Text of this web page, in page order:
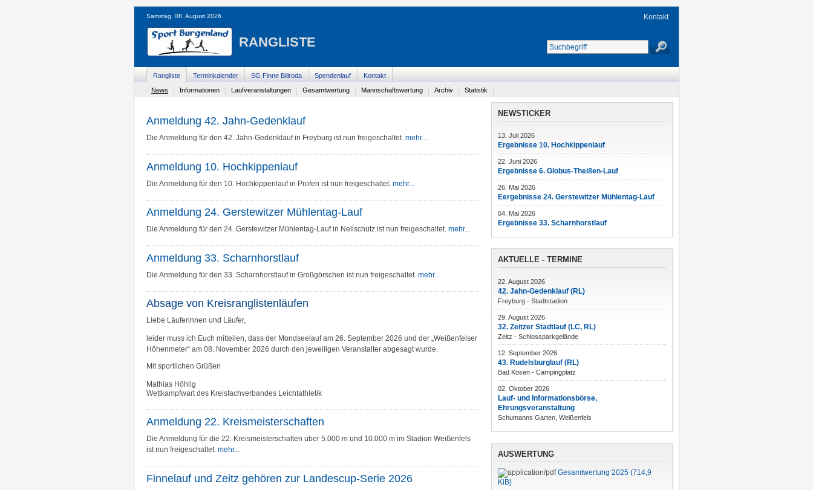
Kontakt
Samstag, 08. August 2026
RANGLISTE
Rangliste
News
Informationen Laufveranstaltungen Gesamtwertung Mannschaftswertung Archiv Statistik
Terminkalender SG Finne Billroda Spendenlauf Kontakt
Anmeldung 42. Jahn-Gedenklauf
Die Anmeldung für den 42. Jahn-Gedenklauf in Freyburg ist nun freigeschaltet. mehr...
Anmeldung 10. Hochkippenlauf
Die Anmeldung für den 10. Hochkippenlauf in Profen ist nun freigeschaltet. mehr...
Anmeldung 24. Gerstewitzer Mühlentag-Lauf
Die Anmeldung für den 24. Gerstewitzer Mühlentag-Lauf in Nellschütz ist nun freigeschaltet. mehr...
Anmeldung 33. Scharnhorstlauf
Die Anmeldung für den 33. Scharnhorstlauf in Großgörschen ist nun freigeschaltet. mehr...
Absage von Kreisranglistenläufen
Liebe Läuferinnen und Läufer,
leider muss ich Euch mitteilen, dass der Mondseelauf am 26. September 2026 und der „Weißenfelser
Höhenmeter“ am 08. November 2026 durch den jeweiligen Veranstalter abgesagt wurde.
Mit sportlichen Grüßen
Mathias Höhlig
Wettkampfwart des Kreisfachverbandes Leichtathletik
Anmeldung 22. Kreismeisterschaften
Die Anmeldung für die 22. Kreismeisterschaften über 5.000 m und 10.000 m im Stadion Weißenfels
ist nun freigeschaltet. mehr...
Finnelauf und Zeitz gehören zur Landescup-Serie 2026
NEWSTICKER
13. Juli 2026
Ergebnisse 10. Hochkippenlauf
22. Juni 2026
Ergebnisse 6. Globus-Theißen-Lauf
26. Mai 2026
Eergebnisse 24. Gerstewitzer Mühlentag-Lauf
04. Mai 2026
Ergebnisse 33. Scharnhorstlauf
AKTUELLE - TERMINE
22. August 2026
42. Jahn-Gedenklauf (RL)
Freyburg - Stadtstadion
29. August 2026
32. Zeitzer Stadtlauf (LC, RL)
Zeitz - Schlossparkgelände
12. September 2026
43. Rudelsburglauf (RL)
Bad Kösen - Campingplatz
02. Oktober 2026
Lauf- und Informationsbörse,
Ehrungsveranstaltung
Schumanns Garten, Weißenfels
AUSWERTUNG
Gesamtwertung 2025 (714,9
KiB)